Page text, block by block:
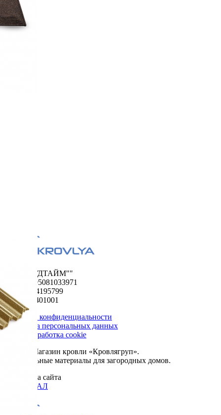
ООО "ФУДТАЙМ""
ОГРН 1195081033971
ИНН 5024195799
КПП 502401001
Политика конфиденциальности
Обработка персональных данных
Сбор и обработка cookie
© 2026. Магазин кровли «Кровлягруп».
Строительные материалы для загородных домов.
Разработка сайта
ОРИГИНАЛ